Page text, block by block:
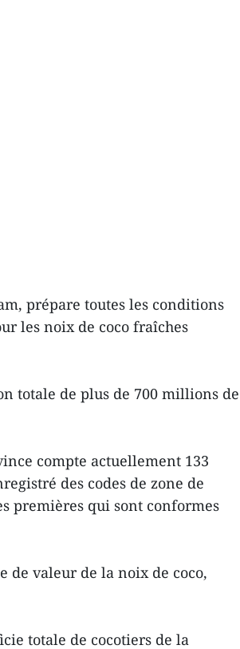
prépare toutes les conditions
les noix de coco fraîches
totale de plus de 700 millions de
compte actuellement 133
des codes de zone de
premières qui sont conformes
de valeur de la noix de coco,
totale de cocotiers de la